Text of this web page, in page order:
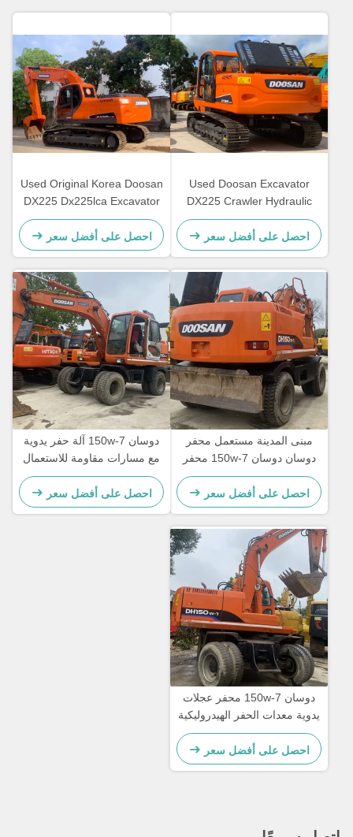
Used Doosan Excavator
DX225 Crawler Hydraulic
Machine Doosan
DX225LC/LC-9C USED
digger
احصل على أفضل سعر
Used Original Korea Doosan
DX225 Dx225lca Excavator
Doosan 22ton Secondhand
Excavator
احصل على أفضل سعر
مبنى المدينة مستعمل محفر
دوسان دوسان 150w-7 محفر
هيدروليكي مستعمل
احصل على أفضل سعر
دوسان 150w-7 آلة حفر يدوية
مع مسارات مقاومة للاستعمال
احصل على أفضل سعر
دوسان 150w-7 محفر عجلات
يدوية معدات الحفر الهيدروليكية
المستعملة
احصل على أفضل سعر